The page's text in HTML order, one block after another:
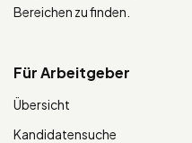
Bereichen zu finden.
Für Arbeitgeber
Übersicht
Kandidatensuche